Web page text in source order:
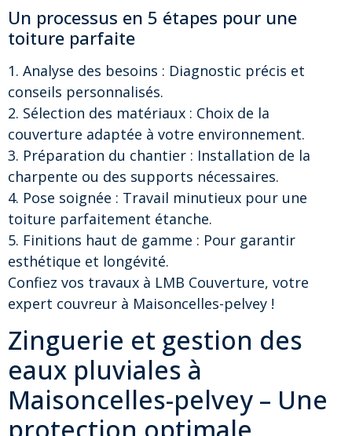
Un processus en 5 étapes pour une
toiture parfaite
1. Analyse des besoins : Diagnostic précis et
conseils personnalisés.
2. Sélection des matériaux : Choix de la
couverture adaptée à votre environnement.
3. Préparation du chantier : Installation de la
charpente ou des supports nécessaires.
4. Pose soignée : Travail minutieux pour une
toiture parfaitement étanche.
5. Finitions haut de gamme : Pour garantir
esthétique et longévité.
Confiez vos travaux à LMB Couverture, votre
expert couvreur à Maisoncelles-pelvey !
Zinguerie et gestion des
eaux pluviales à
Maisoncelles-pelvey – Une